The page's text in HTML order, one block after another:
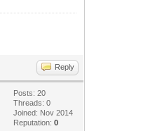
Reply
Posts: 20
Threads: 0
Joined: Nov 2014
Reputation:0